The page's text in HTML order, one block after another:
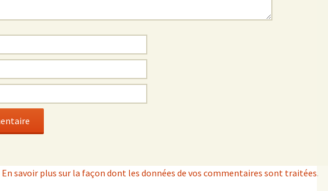
En savoir plus sur la façon dont les données de vos commentaires sont traitées.